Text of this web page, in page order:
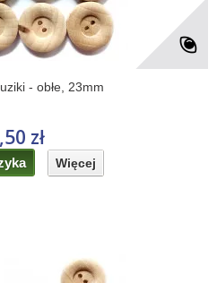
- obłe, 23mm
zł
Więcej